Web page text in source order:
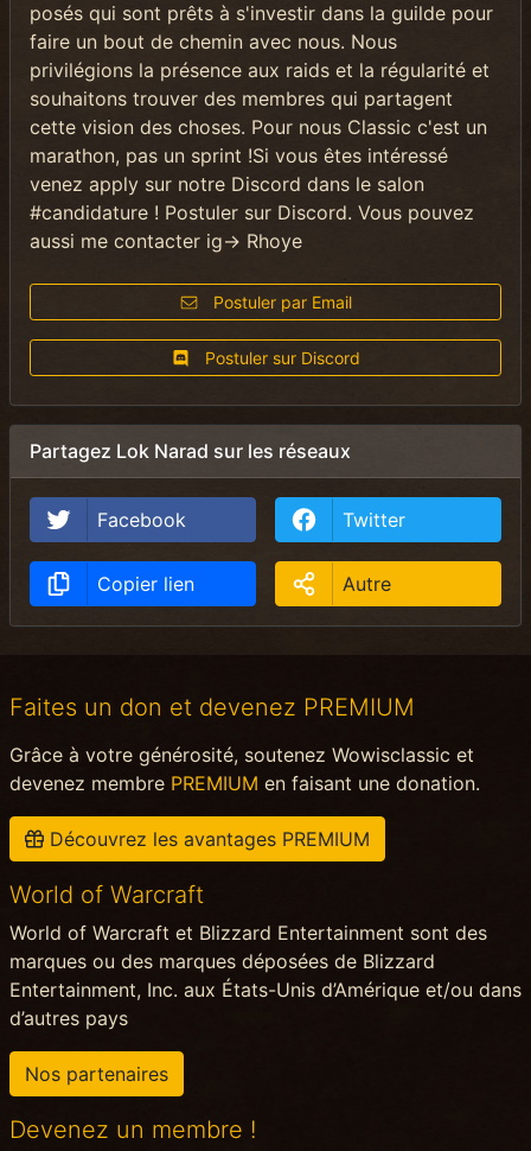
posés qui sont prêts à s'investir dans la guilde pour
faire un bout de chemin avec nous. Nous
privilégions la présence aux raids et la régularité et
souhaitons trouver des membres qui partagent
cette vision des choses. Pour nous Classic c'est un
marathon, pas un sprint !Si vous êtes intéressé
venez apply sur notre Discord dans le salon
#candidature ! Postuler sur Discord. Vous pouvez
aussi me contacter ig-> Rhoye
Postuler par Email
Postuler sur Discord
Partagez Lok Narad sur les réseaux
Facebook Twitter
Copier lien Autre
Faites un don et devenez PREMIUM
Grâce à votre générosité, soutenez Wowisclassic et
devenez membre PREMIUM en faisant une donation.
Découvrez les avantages PREMIUM
World of Warcraft
World of Warcraft et Blizzard Entertainment sont des
marques ou des marques déposées de Blizzard
Entertainment, Inc. aux États-Unis d’Amérique et/ou dans
d’autres pays
Nos partenaires
Devenez un membre !